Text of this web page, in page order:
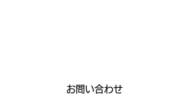
お問い合わせ